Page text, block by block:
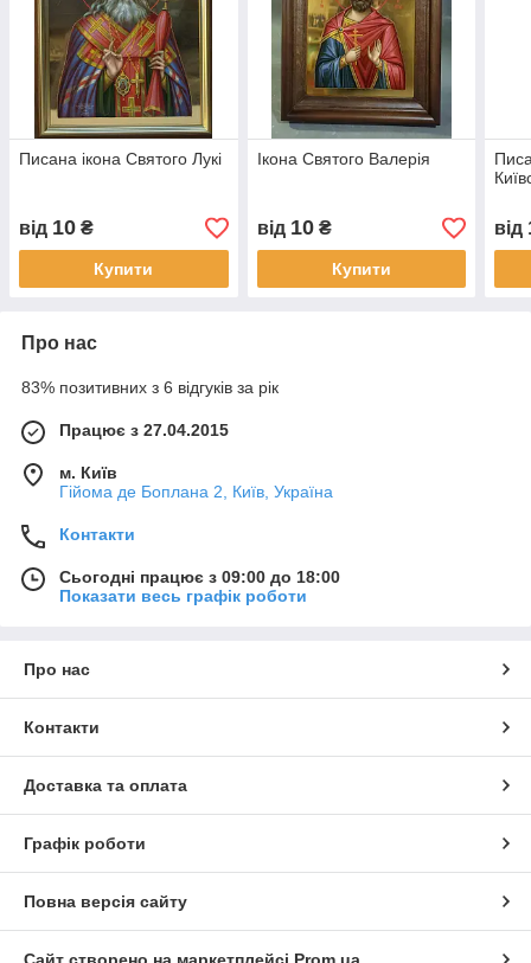
Писана ікона Святого Лукі
від 10 ₴
Купити
Ікона Святого Валерія
від 10₴
Купити
від
Про нас
83% позитивних з 6 відгуків за рік
Працює з 27.04.2015
м. Київ
Гійома де Боплана 2, Київ, Україна
Контакти
Сьогодні працює з 09:00 до 18:00
Показати весь графік роботи
Про нас
Контакти
Доставка та оплата
Графік роботи
Повна версія сайту